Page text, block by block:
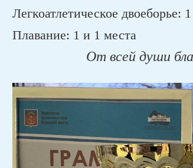
Легкоатлетическое двоеборье:
Плавание: 1 и 1 места
От всей души